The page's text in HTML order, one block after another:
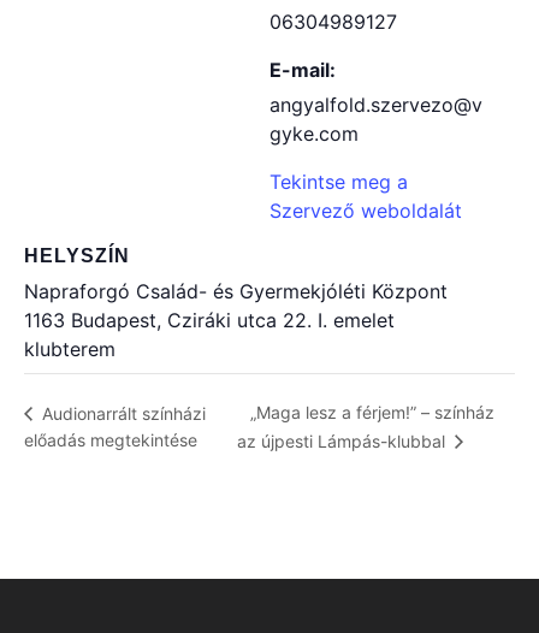
HELYSZÍN
Napraforgó Család- és Gyermekjóléti Központ
1163 Budapest, Cziráki utca 22. I. emelet
klubterem
06304989127
E-mail:
angyalfold.szervezo@v
gyke.com
Tekintse meg a
Szervező weboldalát
Audionarrált színházi
előadás megtekintése
„Maga lesz a férjem!” – színház
az újpesti Lámpás-klubbal